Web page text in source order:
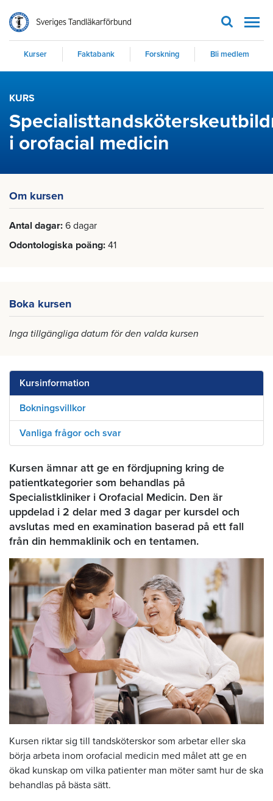
Kurser Faktabank Forskning Bli medlem
KURS
i orofacial medicin
Om kursen
Antal dagar 6 dagar
Odontologiska poäng 41
Boka kursen
Inga tillgängliga datum för den valda kursen
Kursinformation
Bokningsvillkor
Vanliga frågor och svar
Kursen ämnar att ge en fördjupning kring de
patientkategorier som behandlas på
Specialistkliniker i Orofacial Medicin. Den är
uppdelad i 2 delar med 3 dagar per kursdel och
avslutas med en examination baserad på ett fall
från din hemmaklinik och en tentamen.
Kursen riktar sig till tandsköterskor som arbetar eller ska
börja arbeta inom orofacial medicin med målet att ge en
ökad kunskap om vilka patienter man möter samt hur de ska
behandlas på bästa sätt.